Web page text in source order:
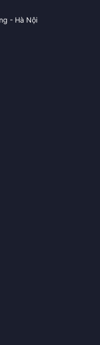
- Hà Nội